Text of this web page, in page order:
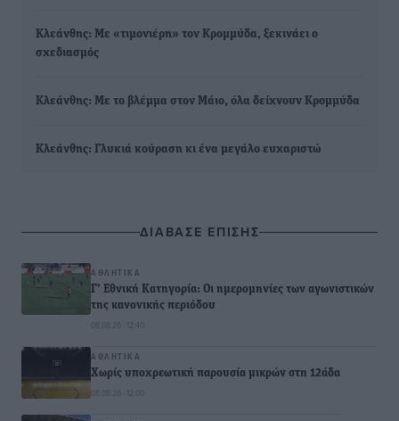
Κλεάνθης: Με «τιμονιέρη» τον Κρομμύδα, ξεκινάει ο
σχεδιασμός
Κλεάνθης: Με το βλέμμα στον Μάιο, όλα δείχνουν Κρομμύδα
Κλεάνθης: Γλυκιά κούραση κι ένα μεγάλο ευχαριστώ
ΔΙΑΒΑΣΕ ΕΠΙΣΗΣ
ΑΘΛΗΤΙΚΆ
Γ’ Εθνική Κατηγορία: Οι ημερομηνίες των αγωνιστικών
της κανονικής περιόδου
08.08.26 · 12:40
ΑΘΛΗΤΙΚΆ
Χωρίς υποχρεωτική παρουσία μικρών στη 12άδα
08.08.26 · 12:00